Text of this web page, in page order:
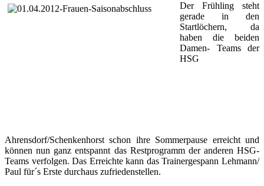
Der Frühling steht
gerade in den
Startlöchern, da
haben die beiden
Damen- Teams der
HSG
Ahrensdorf/Schenkenhorst schon ihre Sommerpause erreicht und
können nun ganz entspannt das Restprogramm der anderen HSG-
Teams verfolgen. Das Erreichte kann das Trainergespann Lehmann/
Paul für´s Erste durchaus zufriedenstellen.